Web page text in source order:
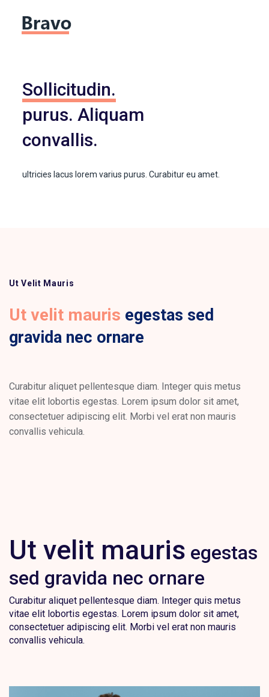
Sollicitudin.
purus. Aliquam
convallis.
ultricies lacus lorem varius purus. Curabitur eu amet.
Ut Velit Mauris
Ut velit mauris egestas sed
gravida nec ornare
Curabitur aliquet pellentesque diam. Integer quis metus
vitae elit lobortis egestas. Lorem ipsum dolor sit amet,
consectetuer adipiscing elit. Morbi vel erat non mauris
convallis vehicula.
Ut velit mauris egestas
sed gravida nec ornare
Curabitur aliquet pellentesque diam. Integer quis metus
vitae elit lobortis egestas. Lorem ipsum dolor sit amet,
consectetuer adipiscing elit. Morbi vel erat non mauris
convallis vehicula.